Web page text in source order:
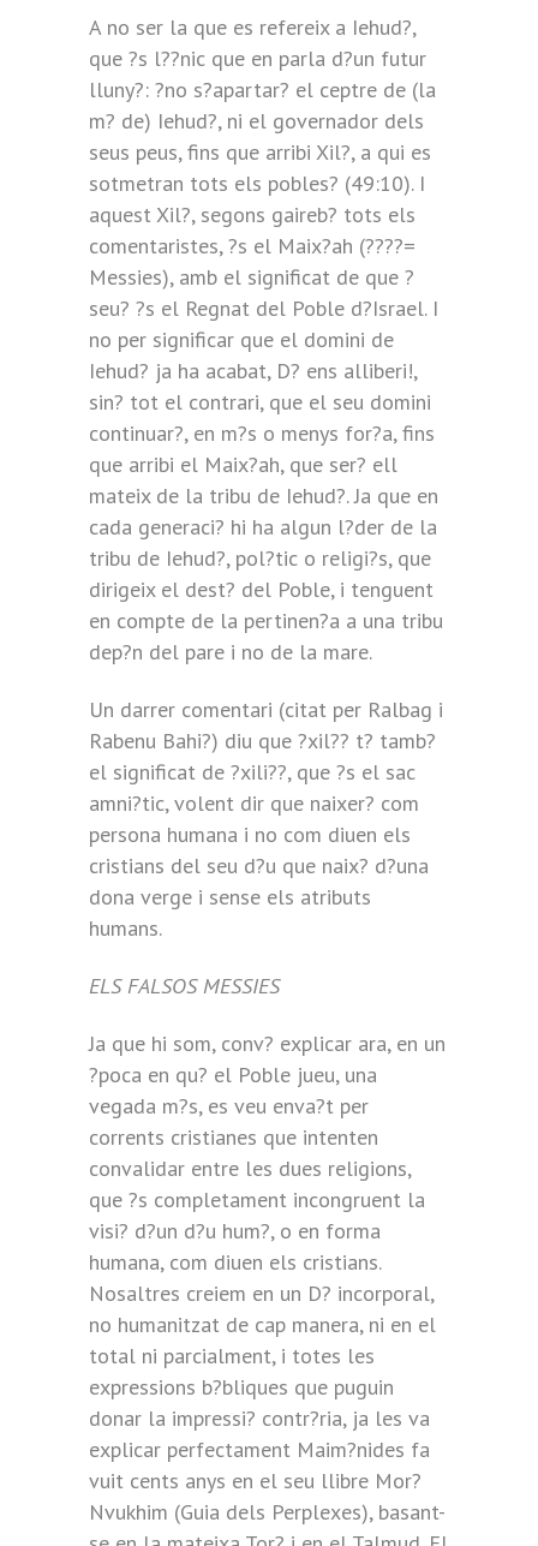
A no ser la que es refereix a Iehud?,
que ?s l??nic que en parla d?un futur
lluny?: ?no s?apartar? el ceptre de (la
m? de) Iehud?, ni el governador dels
seus peus, fins que arribi Xil?, a qui es
sotmetran tots els pobles? (49:10). I
aquest Xil?, segons gaireb? tots els
comentaristes, ?s el Maix?ah (????=
Messies), amb el significat de que ?
seu? ?s el Regnat del Poble d?Israel. I
no per significar que el domini de
Iehud? ja ha acabat, D? ens alliberi!,
sin? tot el contrari, que el seu domini
continuar?, en m?s o menys for?a, fins
que arribi el Maix?ah, que ser? ell
mateix de la tribu de Iehud?. Ja que en
cada generaci? hi ha algun l?der de la
tribu de Iehud?, pol?tic o religi?s, que
dirigeix el dest? del Poble, i tenguent
en compte de la pertinen?a a una tribu
dep?n del pare i no de la mare.
Un darrer comentari (citat per Ralbag i
Rabenu Bahi?) diu que ?xil?? t? tamb?
el significat de ?xili??, que ?s el sac
amni?tic, volent dir que naixer? com
persona humana i no com diuen els
cristians del seu d?u que naix? d?una
dona verge i sense els atributs
humans.
ELS FALSOS MESSIES
Ja que hi som, conv? explicar ara, en un
?poca en qu? el Poble jueu, una
vegada m?s, es veu enva?t per
corrents cristianes que intenten
convalidar entre les dues religions,
que ?s completament incongruent la
visi? d?un d?u hum?, o en forma
humana, com diuen els cristians.
Nosaltres creiem en un D? incorporal,
no humanitzat de cap manera, ni en el
total ni parcialment, i totes les
expressions b?bliques que puguin
donar la impressi? contr?ria, ja les va
explicar perfectament Maim?nides fa
vuit cents anys en el seu llibre Mor?
Nvukhim (Guia dels Perplexes), basant-